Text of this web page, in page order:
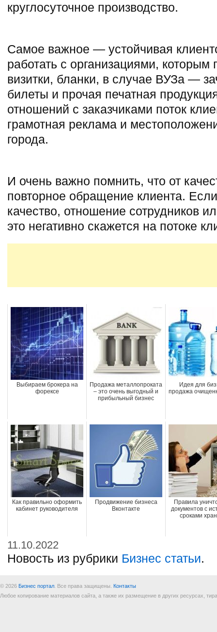
круглосуточное производство.
Самое важное — устойчивая
работать с организациями, которым
визитки, бланки, в случае ВУЗа —
билеты и прочая печатная
отношений с заказчиками поток
грамотная реклама и
города.
И очень важно помнить, что от
повторное обращение клиента.
качество, отношение сотрудников
это негативно скажется на потоке
Выбираем брокера на
форексе
Продажа металлопроката
– это очень выгодный и
прибыльный бизнес
Идея для
продажа
Как правильно оформить
кабинет руководителя
Продвижение бизнеса
Вконтакте
Правила
документов с
сроками
11.10.2022
Новость из рубрики Бизнес статьи.
© 2026 Бизнес портал . Все права защищены. Контакты
Любое копирование материалов сайта, а также их размещение в других ресурсах,